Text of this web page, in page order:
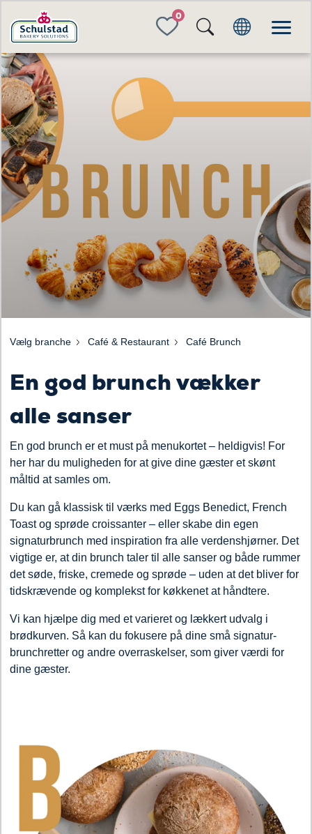
FAVORITES
Vælg branche Café & Restaurant Café Brunch
En god brunch vækker
alle sanser
En god brunch er et must på menukortet – heldigvis! For
her har du muligheden for at give dine gæster et skønt
måltid at samles om.
Du kan gå klassisk til værks med Eggs Benedict, French
Toast og sprøde croissanter – eller skabe din egen
signaturbrunch med inspiration fra alle verdenshjørner. Det
vigtige er, at din brunch taler til alle sanser og både rummer
det søde, friske, cremede og sprøde – uden at det bliver for
tidskrævende og komplekst for køkkenet at håndtere.
Vi kan hjælpe dig med et varieret og lækkert udvalg i
brødkurven. Så kan du fokusere på dine små signatur-
brunchretter og andre overraskelser, som giver værdi for
dine gæster.